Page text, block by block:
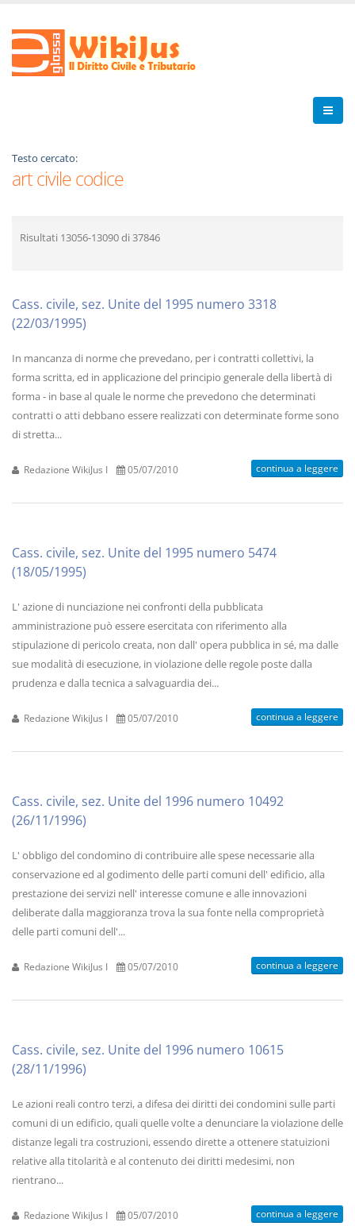
Testo cercato:
art civile codice
Risultati 13056-13090di 37846
Cass. civile, sez. Unite del 1995 numero 3318
(22/03/1995)
In mancanza di norme che prevedano, per i contratti collettivi, la
forma scritta, ed in applicazione del principio generale della libertà di
forma - in base al quale le norme che prevedono che determinati
contratti o atti debbano essere realizzati con determinate forme sono
di stretta...
Redazione WikiJus I 05/07/2010 continua a leggere
Cass. civile, sez. Unite del 1995 numero 5474
(18/05/1995)
L' azione di nunciazione nei confronti della pubblicata
amministrazione può essere esercitata con riferimento alla
stipulazione di pericolo creata, non dall' opera pubblica in sé, ma dalle
sue modalità di esecuzione, in violazione delle regole poste dalla
prudenza e dalla tecnica a salvaguardia dei...
Redazione WikiJus I 05/07/2010 continua a leggere
Cass. civile, sez. Unite del 1996 numero 10492
(26/11/1996)
L' obbligo del condomino di contribuire alle spese necessarie alla
conservazione ed al godimento delle parti comuni dell' edificio, alla
prestazione dei servizi nell' interesse comune e alle innovazioni
deliberate dalla maggioranza trova la sua fonte nella comproprietà
delle parti comuni dell'...
Redazione WikiJus I 05/07/2010 continua a leggere
Cass. civile, sez. Unite del 1996 numero 10615
(28/11/1996)
Le azioni reali contro terzi, a difesa dei diritti dei condomini sulle parti
comuni di un edificio, quali quelle volte a denunciare la violazione delle
distanze legali tra costruzioni, essendo dirette a ottenere statuizioni
relative alla titolarità e al contenuto dei diritti medesimi, non
rientrano...
Redazione WikiJus I 05/07/2010 continua a leggere